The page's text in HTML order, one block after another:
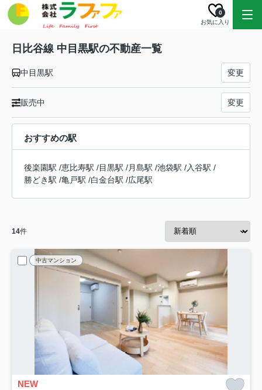
お気に入り
0
日比谷線 中目黒駅の不動産一覧
中目黒駅 変更
販売中 変更
おすすめの駅
後楽園駅 /恵比寿駅 /目黒駅 /月島駅 /池袋駅 /入谷駅 /
勝どき駅 /亀戸駅 /白金台駅 /広尾駅
14件
中古マンション
NEW